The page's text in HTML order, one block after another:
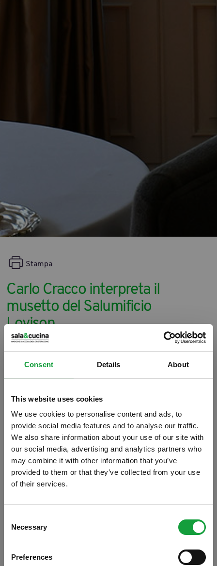
Consent Details About
This website uses cookies
We use cookies to personalise content and ads, to
provide social media features and to analyse our traffic.
We also share information about your use of our site with
our social media, advertising and analytics partners who
may combine it with other information that you’ve
provided to them or that they’ve collected from your use
of their services.
Selection
Necessary
Preferences
Carlo Cracco interpreta il
musetto del Salumificio
Lovison
Stampa
10/12/2012
ISCRIVITI ALLA NEWSLETTER
Resta aggiornato su tutte le ultime novita nel campo